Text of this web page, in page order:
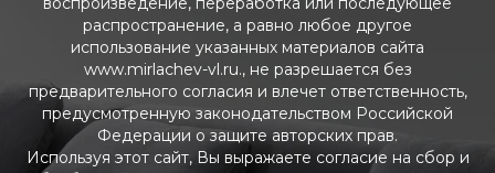
распространение, а равно любое другое
использование указанных материалов сайта
www.mirlachev-vl.ru., не разрешается без
предварительного согласия и влечет ответственность,
предусмотренную законодательством Российской
Федерации о защите авторских прав.
Используя этот сайт, Вы выражаете согласие на сбор и